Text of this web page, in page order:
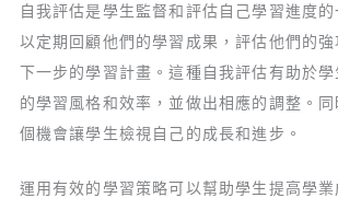
自我評估是學生監督和評估自己學習進度
以定期回顧他們的學習成果，評估他們的
下一步的學習計畫。這種自我評估有助於
的學習風格和效率，並做出相應的調整。
個機會讓學生檢視自己的成長和進步。
運用有效的學習策略可以幫助學生提高學